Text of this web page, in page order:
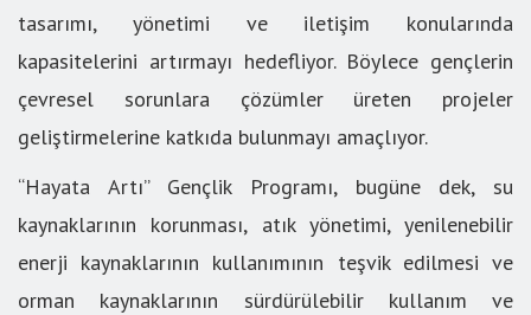
tasarımı, yönetimi ve iletişim konularında
kapasitelerini artırmayı hedefliyor. Böylece gençlerin
çevresel sorunlara çözümler üreten projeler
geliştirmelerine katkıda bulunmayı amaçlıyor.
“Hayata Artı” Gençlik Programı, bugüne dek, su
kaynaklarının korunması, atık yönetimi, yenilenebilir
enerji kaynaklarının kullanımının teşvik edilmesi ve
orman kaynaklarının sürdürülebilir kullanım ve